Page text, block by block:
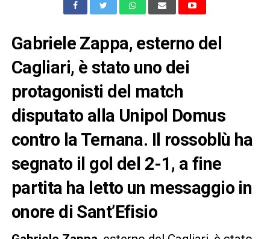
Gabriele Zappa, esterno del
Cagliari, è stato uno dei
protagonisti del match
disputato alla Unipol Domus
contro la Ternana. Il rossoblù ha
segnato il gol del 2-1, a fine
partita ha letto un messaggio in
onore di Sant’Efisio